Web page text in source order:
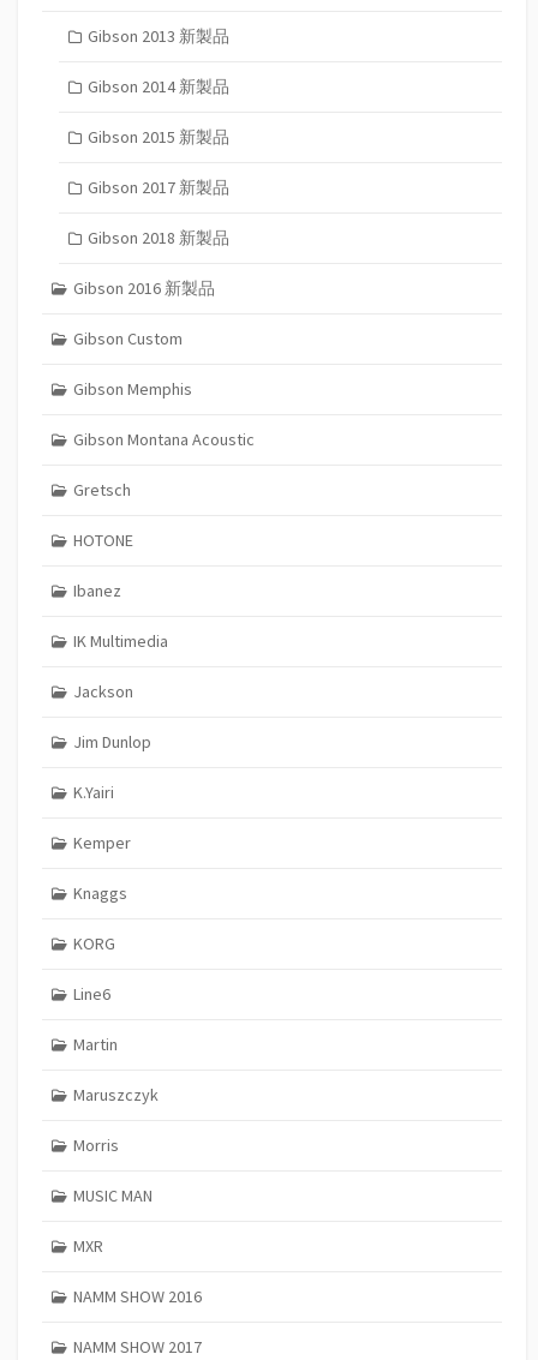
Gibson 2013 新製品
Gibson 2014 新製品
Gibson 2015 新製品
Gibson 2017 新製品
Gibson 2018 新製品
Gibson 2016 新製品
Gibson Custom
Gibson Memphis
Gibson Montana Acoustic
Gretsch
HOTONE
Ibanez
IK Multimedia
Jackson
Jim Dunlop
K.Yairi
Kemper
Knaggs
KORG
Line6
Martin
Maruszczyk
Morris
MUSIC MAN
MXR
NAMM SHOW 2016
NAMM SHOW 2017